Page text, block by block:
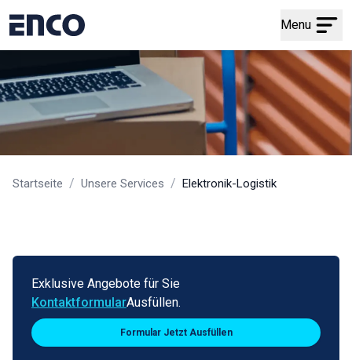
Menu
Startseite / Unsere Services / Elektronik-Logistik
Exklusive Angebote für Sie
KontaktformularAusfüllen.
Formular Jetzt Ausfüllen